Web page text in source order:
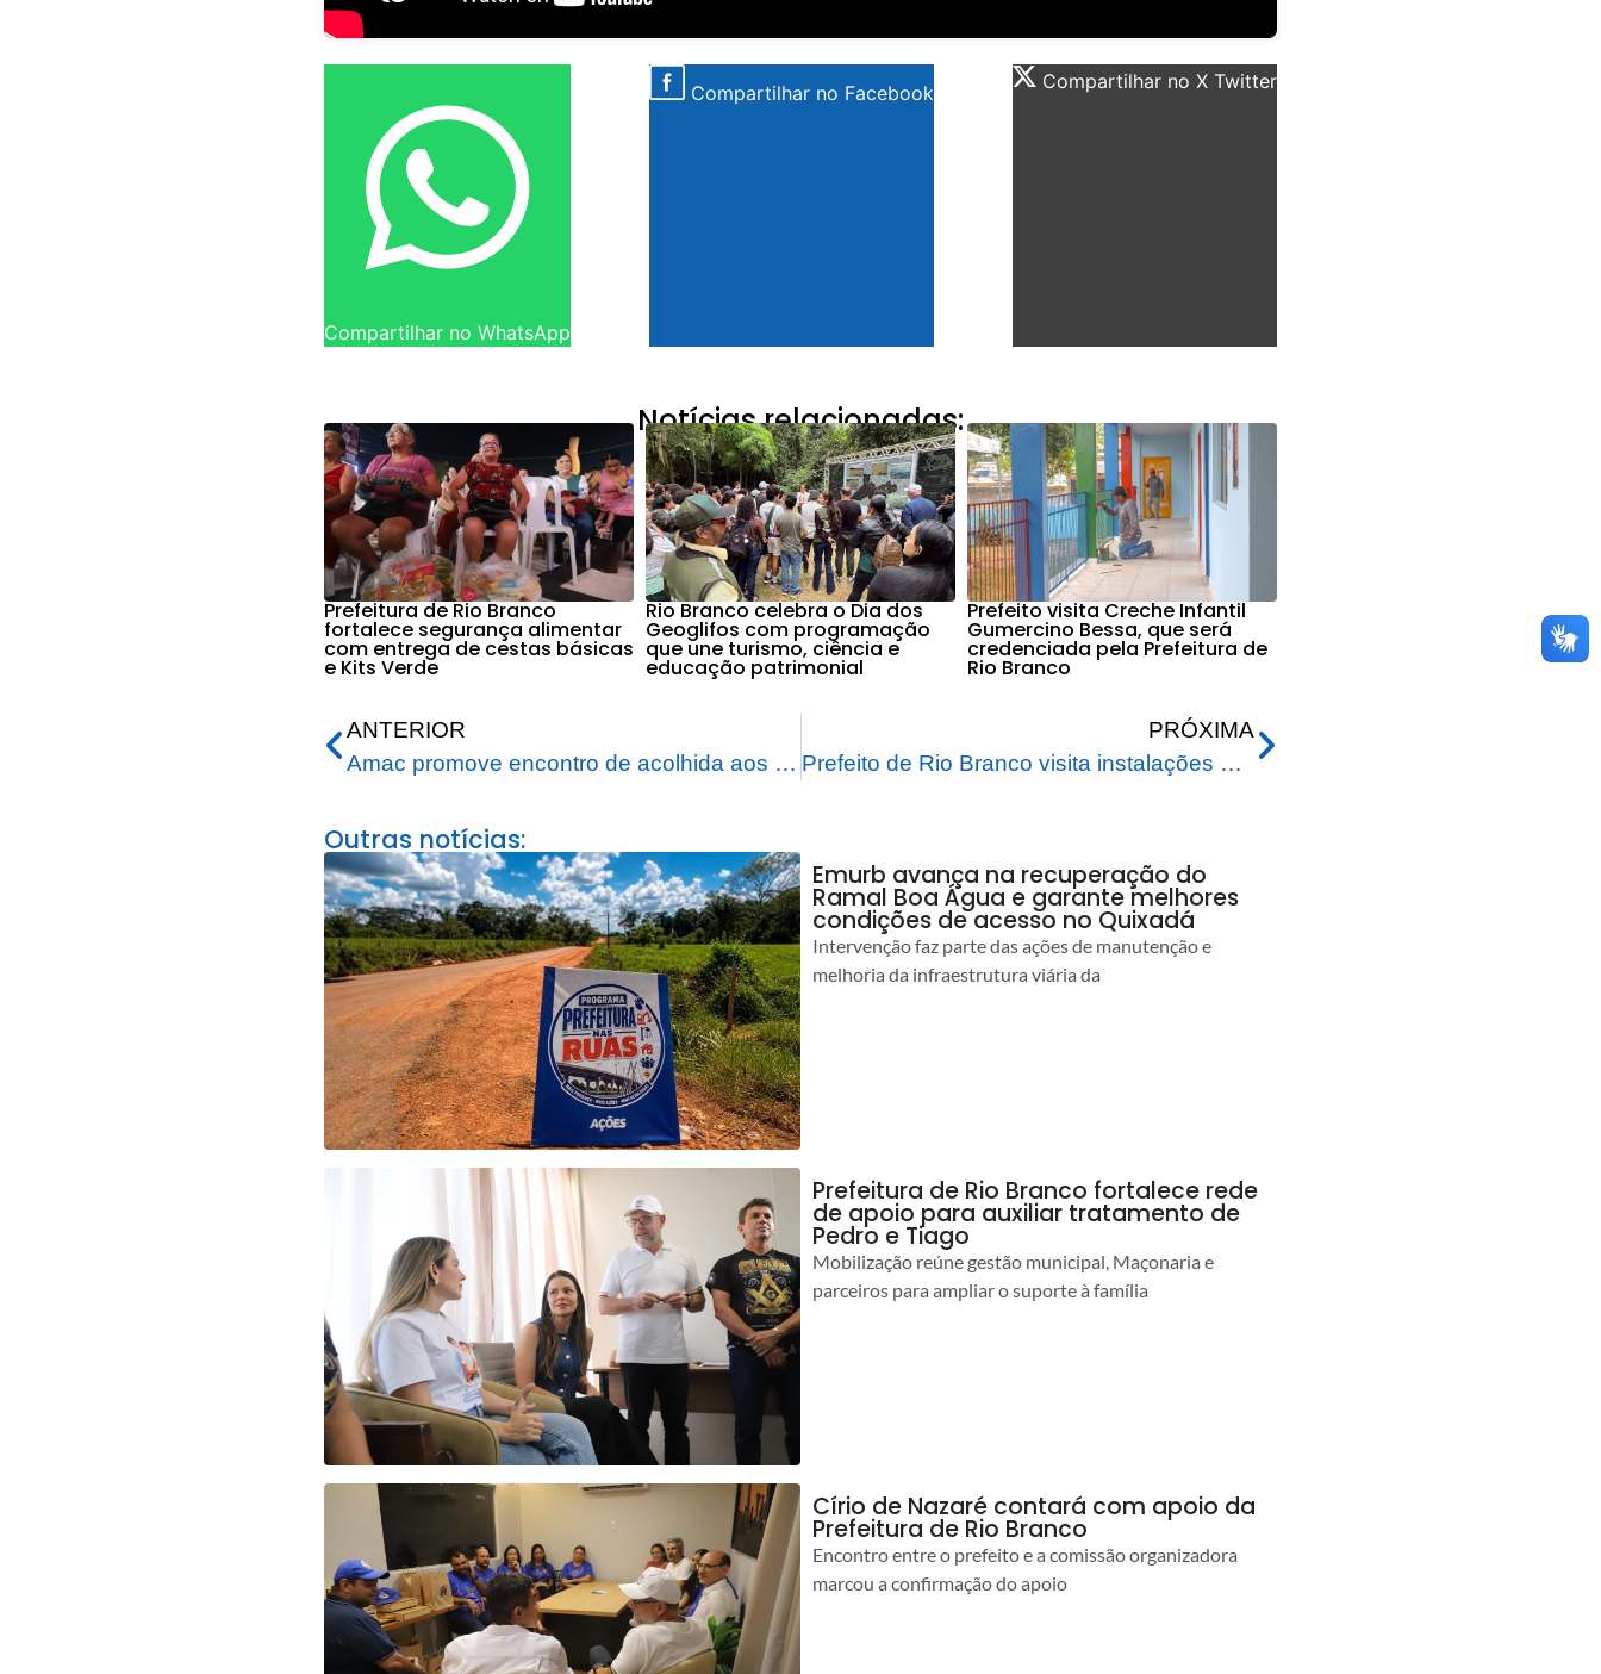
Compartilhar no WhatsApp
Compartilhar no Facebook Compartilhar no X Twitter
Notícias relacionadas:
Prefeitura de Rio Branco
fortalece segurança alimentar
com entrega de cestas básicas
e Kits Verde
Rio Branco celebra o Dia dos
Geoglifos com programação
que une turismo, ciência e
educação patrimonial
Prefeito visita Creche Infantil
Gumercino Bessa, que será
credenciada pela Prefeitura de
Rio Branco
ANTERIOR
Amac promove encontro de acolhida aos prefeitos eleitos e reeleitos dos municípios acreanos
PRÓXIMA
Prefeito de Rio Branco visita instalações das obras de construção do novo Mercado Elias Mansour
Outras notícias:
Emurb avança na recuperação do
Ramal Boa Água e garante melhores
condições de acesso no Quixadá
Intervenção faz parte das ações de manutenção e
melhoria da infraestrutura viária da
Prefeitura de Rio Branco fortalece rede
de apoio para auxiliar tratamento de
Pedro e Tiago
Mobilização reúne gestão municipal, Maçonaria e
parceiros para ampliar o suporte à família
Círio de Nazaré contará com apoio da
Prefeitura de Rio Branco
Encontro entre o prefeito e a comissão organizadora
marcou a confirmação do apoio